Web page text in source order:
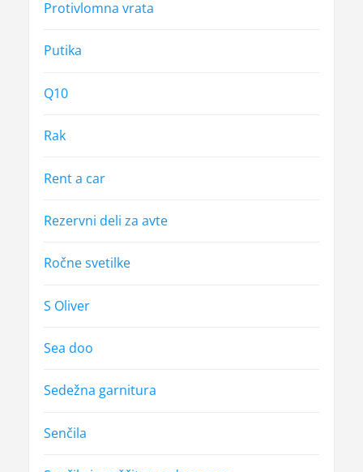
Protivlomna vrata
Putika
Q10
Rak
Rent a car
Rezervni deli za avte
Ročne svetilke
S Oliver
Sea doo
Sedežna garnitura
Senčila